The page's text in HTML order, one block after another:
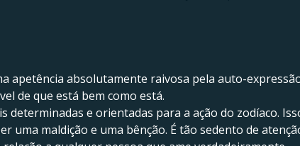
apetência absolutamente raivosa pela auto-
de que está bem como está.
determinadas e orientadas para a ação do zodíaco.
uma maldição e uma bênção. É tão sedento de